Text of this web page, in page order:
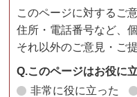
このページに対するご
住所・電話番号など、
それ以外のご意見・ご
Q.このページはお役に
非常に役に立った